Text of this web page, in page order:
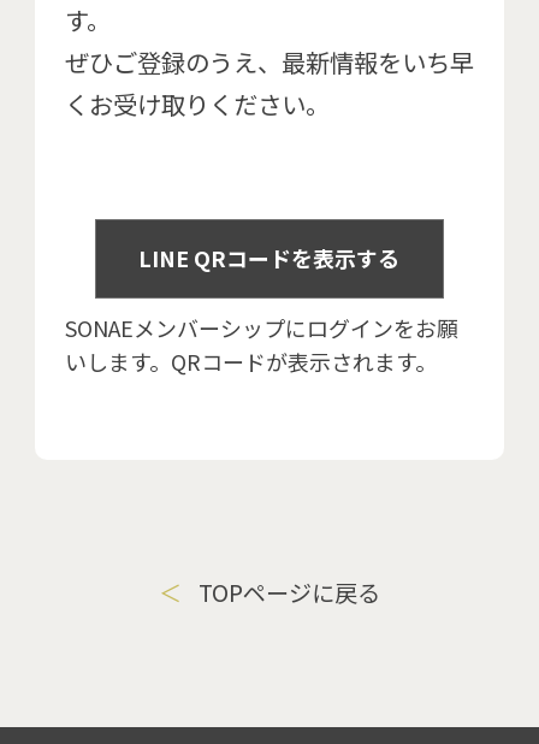
す。
ぜひご登録のうえ、最新情報をいち早
くお受け取りください。
LINE QRコードを表示する
SONAEメンバーシップにログインをお願
いします。QRコードが表示されます。
TOPページに戻る